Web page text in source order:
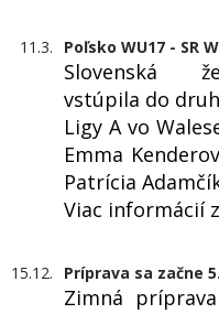
11.3. Poľsko WU17 - SR
Slovenská
vstúpila do
Ligy A vo
Emma
Patrícia
Viac informácií
15.12. Príprava sa začne
Zimná